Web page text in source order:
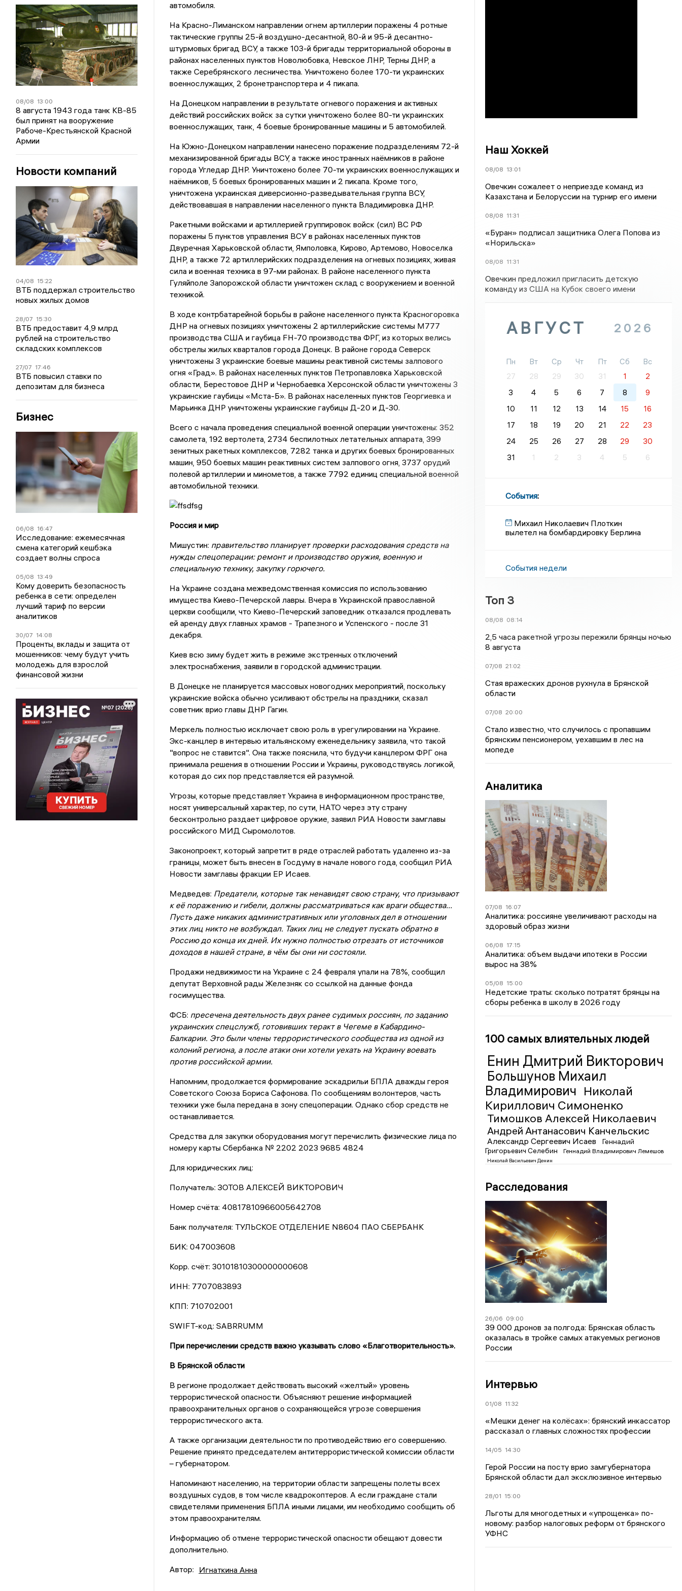
08/08 13:00
8 августа 1943 года танк КВ-85
был принят на вооружение
Рабоче-Крестьянской Красной
Армии
Новости компаний
04/08 15:22
ВТБ поддержал строительство
новых жилых домов
28/07 15:30
ВТБ предоставит 4,9 млрд
рублей на строительство
складских комплексов
27/07 17:46
ВТБ повысил ставки по
депозитам для бизнеса
Бизнес
06/08 16:47
Исследование: ежемесячная
смена категорий кешбэка
создает волны спроса
05/08 13:49
Кому доверить безопасность
ребенка в сети: определен
лучший тариф по версии
аналитиков
30/07 14:08
Проценты, вклады и защита от
мошенников: чему будут учить
молодежь для взрослой
финансовой жизни
автомобиля.
На Красно-Лиманском направлении огнем артиллерии поражены 4 ротные
тактические группы 25-й воздушно-десантной, 80-й и 95-й десантно-
штурмовых бригад ВСУ, а также 103-й бригады территориальной обороны в
районах населенных пунктов Новолюбовка, Невское ЛНР, Терны ДНР, а
также Серебрянского лесничества. Уничтожено более 170-ти украинских
военнослужащих, 2 бронетранспортера и 4 пикапа.
На Донецком направлении в результате огневого поражения и активных
действий российских войск за сутки уничтожено более 80-ти украинских
военнослужащих, танк, 4 боевые бронированные машины и 5 автомобилей.
На Южно-Донецком направлении нанесено поражение подразделениям 72-й
механизированной бригады ВСУ, а также иностранных наёмников в районе
города Угледар ДНР. Уничтожено более 70-ти украинских военнослужащих и
наёмников, 5 боевых бронированных машин и 2 пикапа. Кроме того,
уничтожена украинская диверсионно-разведывательная группа ВСУ,
действовавшая в направлении населенного пункта Владимировка ДНР.
Ракетными войсками и артиллерией группировок войск (сил) ВС РФ
поражены 5 пунктов управления ВСУ в районах населенных пунктов
Двуречная Харьковской области, Ямполовка, Кирово, Артемово, Новоселка
ДНР, а также 72 артиллерийских подразделения на огневых позициях, живая
сила и военная техника в 97-ми районах. В районе населенного пункта
Гуляйполе Запорожской области уничтожен склад с вооружением и военной
техникой.
В ходе контрбатарейной борьбы в районе населенного пункта Красногоровка
ДНР на огневых позициях уничтожены 2 артиллерийские системы М777
производства США и гаубица FH-70 производства ФРГ, из которых велись
обстрелы жилых кварталов города Донецк. В районе города Северск
уничтожены 3 украинские боевые машины реактивной системы залпового
огня «Град». В районах населенных пунктов Петропавловка Харьковской
области, Берестовое ДНР и Чернобаевка Херсонской области уничтожены 3
украинские гаубицы «Мста-Б». В районах населенных пунктов Георгиевка и
Марьинка ДНР уничтожены украинские гаубицы Д-20 и Д-30.
Всего с начала проведения специальной военной операции уничтожены: 352
самолета, 192 вертолета, 2734 беспилотных летательных аппарата, 399
зенитных ракетных комплексов, 7282 танка и других боевых бронированных
машин, 950 боевых машин реактивных систем залпового огня, 3737 орудий
полевой артиллерии и минометов, а также 7792 единиц специальной военной
автомобильной техники.
Россия и мир
Мишустин: правительство планирует проверки расходования средств на
нужды спецоперации: ремонт и производство оружия, военную и
специальную технику, закупку горючего.
На Украине создана межведомственная комиссия по использованию
имущества Киево-Печерской лавры. Вчера в Украинской православной
церкви сообщили, что Киево-Печерский заповедник отказался продлевать
ей аренду двух главных храмов - Трапезного и Успенского - после 31
декабря.
Киев всю зиму будет жить в режиме экстренных отключений
электроснабжения, заявили в городской администрации.
В Донецке не планируется массовых новогодних мероприятий, поскольку
украинские войска обычно усиливают обстрелы на праздники, сказал
советник врио главы ДНР Гагин.
Меркель полностью исключает свою роль в урегулировании на Украине.
Экс-канцлер в интервью итальянскому еженедельнику заявила, что такой
"вопрос не ставится". Она также пояснила, что будучи канцлером ФРГ она
принимала решения в отношении России и Украины, руководствуясь логикой,
которая до сих пор представляется ей разумной.
Угрозы, которые представляет Украина в информационном пространстве,
носят универсальный характер, по сути, НАТО через эту страну
бесконтрольно раздает цифровое оружие, заявил РИА Новости замглавы
российского МИД Сыромолотов.
Законопроект, который запретит в ряде отраслей работать удаленно из-за
границы, может быть внесен в Госдуму в начале нового года, сообщил РИА
Новости замглавы фракции ЕР Исаев.
Медведев: Предатели, которые так ненавидят свою страну, что призывают
к её поражению и гибели, должны рассматриваться как враги общества...
Пусть даже никаких административных или уголовных дел в отношении
этих лиц никто не возбуждал. Таких лиц не следует пускать обратно в
Россию до конца их дней. Их нужно полностью отрезать от источников
доходов в нашей стране, в чём бы они ни состояли.
Продажи недвижимости на Украине с 24 февраля упали на 78%, сообщил
депутат Верховной рады Железняк со ссылкой на данные фонда
госимущества.
ФСБ: пресечена деятельность двух ранее судимых россиян, по заданию
украинских спецслужб, готовивших теракт в Чегеме в Кабардино-
Балкарии. Это были члены террористического сообщества из одной из
колоний региона, а после атаки они хотели уехать на Украину воевать
против российской армии.
Напомним, продолжается формирование эскадрильи БПЛА дважды героя
Советского Союза Бориса Сафонова. По сообщениям волонтеров, часть
техники уже была передана в зону спецоперации. Однако сбор средств не
останавливается.
Средства для закупки оборудования могут перечислить физические лица по
номеру карты Сбербанка № 2202 2023 9685 4824
Для юридических лиц:
Получатель: ЗОТОВ АЛЕКСЕЙ ВИКТОРОВИЧ
Номер счёта: 40817810966005642708
Банк получателя: ТУЛЬСКОЕ ОТДЕЛЕНИЕ N8604 ПАО СБЕРБАНК
БИК: 047003608
Корр. счёт: 30101810300000000608
ИНН: 7707083893
КПП: 710702001
SWIFT-код: SABRRUMM
При перечислении средств важно указывать слово «Благотворительность».
В Брянской области
В регионе продолжает действовать высокий «желтый» уровень
террористической опасности. Объясняют решение информацией
правоохранительных органов о сохраняющейся угрозе совершения
террористического акта.
А также организации деятельности по противодействию его совершению.
Решение принято председателем антитеррористической комиссии области
– губернатором.
Напоминают населению, на территории области запрещены полеты всех
воздушных судов, в том числе квадрокоптеров. А если граждане стали
свидетелями применения БПЛА иными лицами, им необходимо сообщить об
этом правоохранителям.
Информацию об отмене террористической опасности обещают довести
дополнительно.
Автор: Игнаткина Анна
Наш Хоккей
08/08 13:01
Овечкин сожалеет о неприезде команд из
Казахстана и Белоруссии на турнир его имени
08/08 11:31
«Буран» подписал защитника Олега Попова из
«Норильска»
08/08 11:31
Овечкин предложил пригласить детскую
команду из США на Кубок своего имени
АВГУСТ 2026
Пн Вт Ср Чт Пт Сб
Вс
27
28 29 30 31 1
2
3
4 5 6 7 8
9
10
11 12 13 14 15
16
17
18 19 20 21 22
23
24
25 26 27 28 29
30
31
1 2 3 4 5 6
События:
Михаил Николаевич Плоткин
вылетел на бомбардировку Берлина
События недели
Топ 3
08/08 08:14
2,5 часа ракетной угрозы пережили брянцы ночью
8 августа
07/08 21:02
Стая вражеских дронов рухнула в Брянской
области
07/08 20:00
Стало известно, что случилось с пропавшим
брянским пенсионером, уехавшим в лес на
мопеде
Аналитика
07/08 16:07
Аналитика: россияне увеличивают расходы на
здоровый образ жизни
06/08 17:15
Аналитика: объем выдачи ипотеки в России
вырос на 38%
05/08 15:00
Недетские траты: сколько потратят брянцы на
сборы ребенка в школу в 2026 году
100 самых влиятельных людей
Енин Дмитрий Викторович
Большунов Михаил
Владимирович Николай
Кириллович Симоненко
Тимошков Алексей Николаевич
Андрей Антанасович Канчельскис
Александр Сергеевич Исаев
Геннадий
Григорьевич Селебин
Геннадий Владимирович Лемешов
Николай Васильевич Денин
Расследования
26/06 09:00
39 000 дронов за полгода: Брянская область
оказалась в тройке самых атакуемых регионов
России
Интервью
01/08 11:32
«Мешки денег на колёсах»: брянский инкассатор
рассказал о главных сложностях профессии
14/05 14:30
Герой России на посту врио замгубернатора
Брянской области дал эксклюзивное интервью
28/01 15:00
Льготы для многодетных и «упрощенка» по-
новому: разбор налоговых реформ от брянского
УФНС